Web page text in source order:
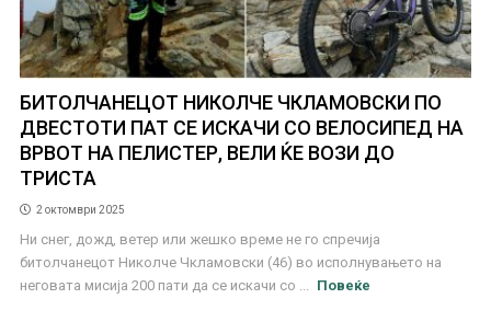
БИТОЛЧАНЕЦОТ НИКОЛЧЕ ЧКЛАМОВСКИ ПО
ДВЕСТОТИ ПАТ СЕ ИСКАЧИ СО ВЕЛОСИПЕД НА
ВРВОТ НА ПЕЛИСТЕР, ВЕЛИ ЌЕ ВОЗИ ДО
ТРИСТА
2 октомври 2025
Ни снег, дожд, ветер или жешко време не го спречија
битолчанецот Николче Чкламовски (46) во исполнувањето на
неговата мисија 200 пати да се искачи со ...
Повеќе